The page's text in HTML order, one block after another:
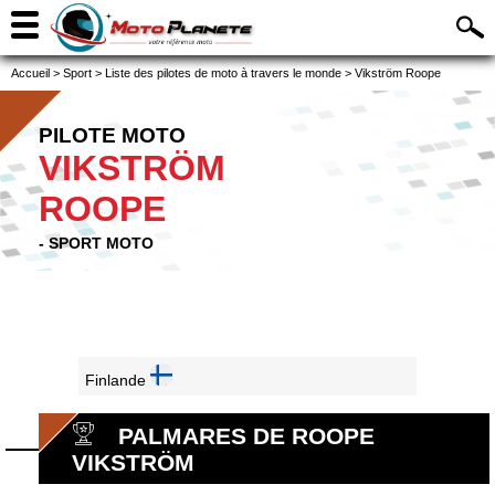
Accueil > Sport > Liste des pilotes de moto à travers le monde > Vikström Roope
PILOTE MOTO
VIKSTRÖM
ROOPE
- SPORT MOTO
Finlande
PALMARES DE ROOPE
VIKSTRÖM